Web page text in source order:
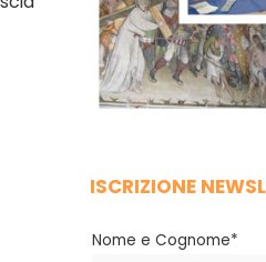
ISCRIZIONE
Nome e Cognome*